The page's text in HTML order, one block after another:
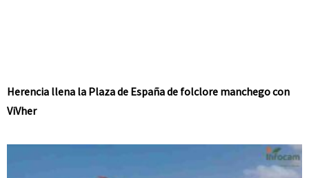
Herencia llena la Plaza de España de folclore manchego con
ViVher